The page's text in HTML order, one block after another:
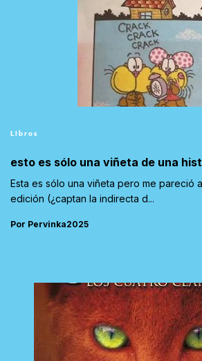
Libros
esto es sólo una viñeta de una
Esta es sólo una viñeta pero me pareció
edición (¿captan la indirecta d...
Por Pervinka2025